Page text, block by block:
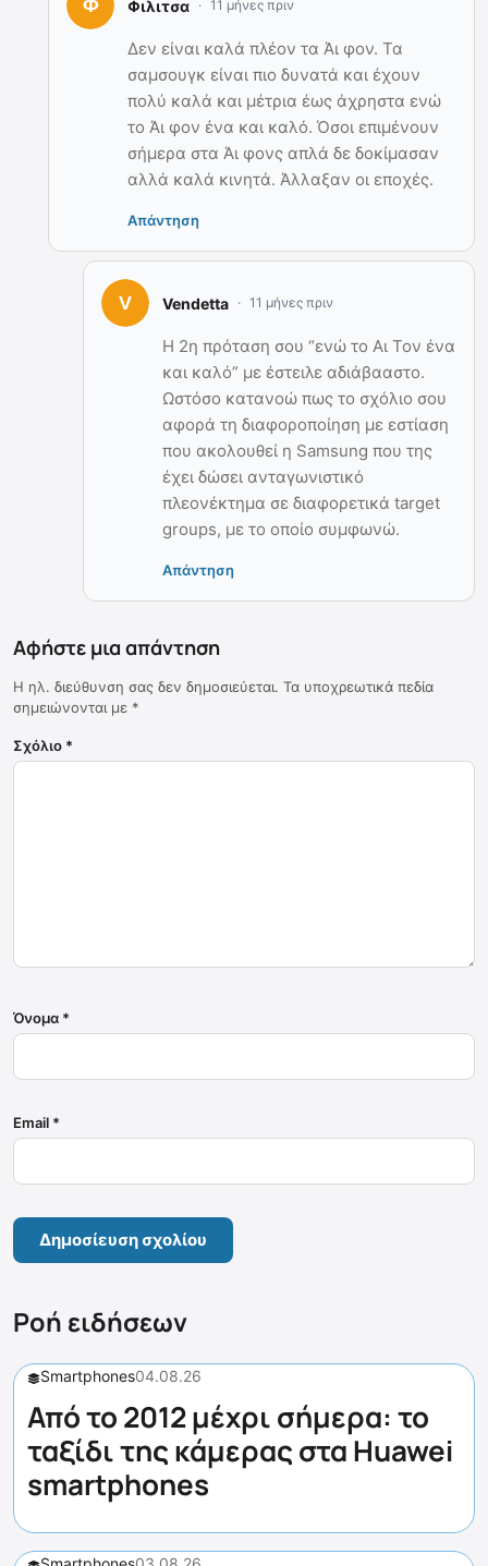
Φιλιτσα 11 μήνες πριν
Δεν είναι καλά πλέον τα Άι φον. Τα
σαμσουγκ είναι πιο δυνατά και έχουν
πολύ καλά και μέτρια έως άχρηστα ενώ
το Άι φον ένα και καλό. Όσοι επιμένουν
σήμερα στα Άι φονς απλά δε δοκίμασαν
αλλά καλά κινητά. Άλλαξαν οι εποχές.
Απάντηση
Vendetta 11 μήνες πριν
Η 2η πρόταση σου “ενώ το Αι Τον ένα
και καλό” με έστειλε αδιάβααστο.
Ωστόσο κατανοώ πως το σχόλιο σου
αφορά τη διαφοροποίηση με εστίαση
που ακολουθεί η Samsung που της
έχει δώσει ανταγωνιστικό
πλεονέκτημα σε διαφορετικά target
groups, με το οποίο συμφωνώ.
Απάντηση
Αφήστε μια απάντηση
Η ηλ. διεύθυνση σας δεν δημοσιεύεται. Τα υποχρεωτικά πεδία
σημειώνονται με *
Σχόλιο *
Όνομα *
Email *
Ροή ειδήσεων
Smartphones04.08.26
Από το 2012 μέχρι σήμερα: το
ταξίδι της κάμερας στα Huawei
smartphones